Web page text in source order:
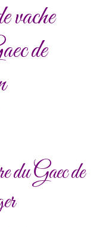
vache
de
du Gaec de